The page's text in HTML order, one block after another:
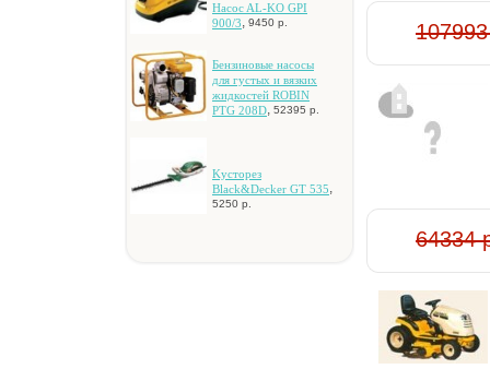
Hacoc AL-KO GPI
900/3, 9450 р.
Бeнзинoвыe нacocы
для гуcтыx и вязкиx
жидкocтeй ROBIN
PTG 208D, 52395 р.
Kуcтopeз
Black&Decker GT 535,
5250 р.
64334